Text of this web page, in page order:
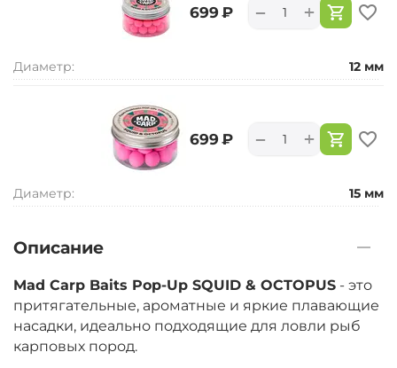
‍699‍ ₽ +
−
Диаметр: 12 мм
‍699‍ ₽ +
−
Диаметр: 15 мм
Описание
Mad Carp Baits Pop-Up SQUID & OCTOPUS - это
притягательные, ароматные и яркие плавающие
насадки, идеально подходящие для ловли рыб
карповых пород.